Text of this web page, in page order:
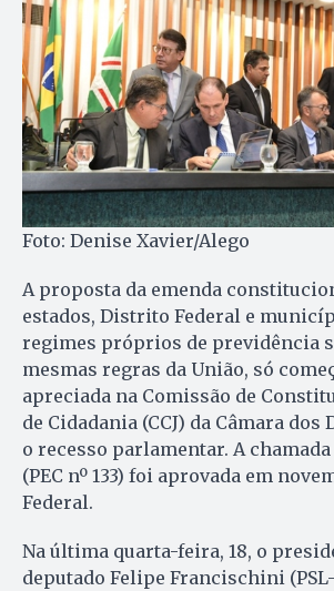
Foto: Denise Xavier/Alego
A proposta da emenda
estados, Distrito Federal e
regimes próprios de previdência
mesmas regras da União, só
apreciada na Comissão de
de Cidadania (CCJ) da Câmara dos
o recesso parlamentar. A chamada
(PEC nº 133) foi aprovada em
Federal.
Na última quarta-feira, 18, o
deputado Felipe Francischini